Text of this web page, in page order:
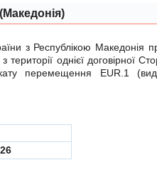
з Республікою Македонія
однієї договірної
перемещення EUR.1